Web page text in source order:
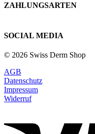
ZAHLUNGSARTEN
SOCIAL MEDIA
© 2026 Swiss Derm Shop
AGB
Datenschutz
Impressum
Widerruf